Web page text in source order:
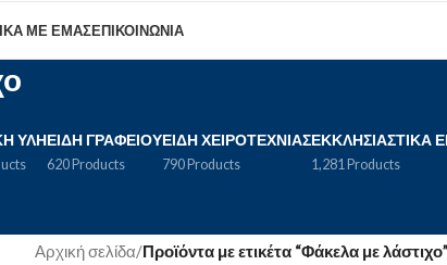
ΜΕ ΕΜΆΣΕΠΙΚΟΙΝΩΝΊΑ
ΎΛΗΕΊΔΗ ΓΡΑΦΕΊΟΥ
620 Products
ΕΊΔΗ ΧΕΙΡΟΤΕΧΝΊΑΣ
790 Products
ΕΚΚΛΗΣΙΑΣΤΙΚΆ
1,281 Products
Αρχική σελίδα/Προϊόντα με ετικέτα “Φάκελα με λάστιχο”